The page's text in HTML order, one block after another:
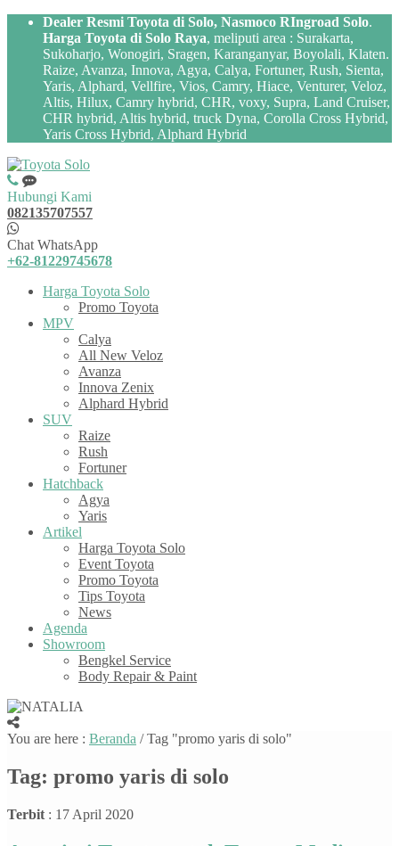
Dealer Resmi Toyota di Solo, Nasmoco RIngroad Solo.
Harga Toyota di Solo Raya, meliputi area : Surakarta,
Sukoharjo, Wonogiri, Sragen, Karanganyar, Boyolali, Klaten.
Raize, Avanza, Innova, Agya, Calya, Fortuner, Rush, Sienta,
Yaris, Alphard, Vellfire, Vios, Camry, Hiace, Venturer, Veloz,
Altis, Hilux, Camry hybrid, CHR, voxy, Supra, Land Cruiser,
CHR hybrid, Altis hybrid, truck Dyna, Corolla Cross Hybrid,
Yaris Cross Hybrid, Alphard Hybrid
Hubungi Kami
082135707557
Chat WhatsApp
+62-81229745678
Harga Toyota Solo
Promo Toyota
MPV
Calya
All New Veloz
Avanza
Innova Zenix
Alphard Hybrid
SUV
Raize
Rush
Fortuner
Hatchback
Agya
Yaris
Artikel
Harga Toyota Solo
Event Toyota
Promo Toyota
Tips Toyota
News
Agenda
Showroom
Bengkel Service
Body Repair & Paint
You are here : Beranda /Tag "promo yaris di solo"
Tag: promo yaris di solo
Terbit : 17 April 2020